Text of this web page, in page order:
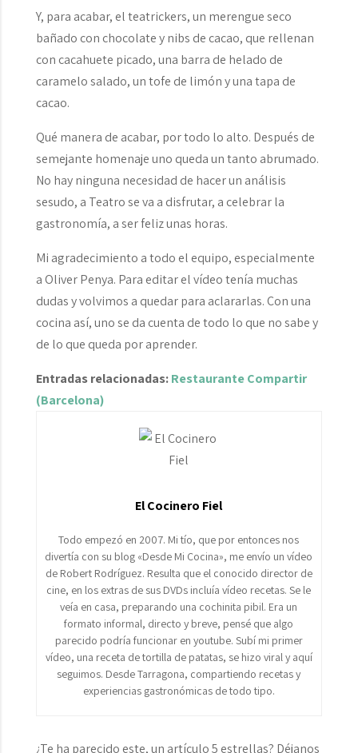
Y, para acabar, el teatrickers, un merengue seco
bañado con chocolate y nibs de cacao, que rellenan
con cacahuete picado, una barra de helado de
caramelo salado, un tofe de limón y una tapa de
cacao.
Qué manera de acabar, por todo lo alto. Después de
semejante homenaje uno queda un tanto abrumado.
No hay ninguna necesidad de hacer un análisis
sesudo, a Teatro se va a disfrutar, a celebrar la
gastronomía, a ser feliz unas horas.
Mi agradecimiento a todo el equipo, especialmente
a Oliver Penya. Para editar el vídeo tenía muchas
dudas y volvimos a quedar para aclararlas. Con una
cocina así, uno se da cuenta de todo lo que no sabe y
de lo que queda por aprender.
Entradas relacionadas:Restaurante Compartir
(Barcelona)
El Cocinero Fiel
Todo empezó en 2007. Mi tío, que por entonces nos
divertía con su blog «Desde Mi Cocina», me envío un vídeo
de Robert Rodríguez. Resulta que el conocido director de
cine, en los extras de sus DVDs incluía vídeo recetas. Se le
veía en casa, preparando una cochinita pibil. Era un
formato informal, directo y breve, pensé que algo
parecido podría funcionar en youtube. Subí mi primer
vídeo, una receta de tortilla de patatas, se hizo viral y aquí
seguimos. Desde Tarragona, compartiendo recetas y
experiencias gastronómicas de todo tipo.
¿Te ha parecido este, un artículo 5 estrellas? Déjanos